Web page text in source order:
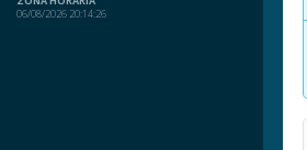
06/08/2026 20:14:26